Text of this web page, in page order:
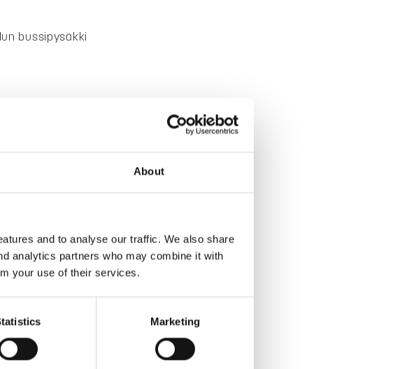
About
and to analyse our traffic. We also share
analytics partners who may combine it with
your use of their services.
Marketing
bussipysäkki
muassa vaaralliset
käsittelystä ja
enintään 3